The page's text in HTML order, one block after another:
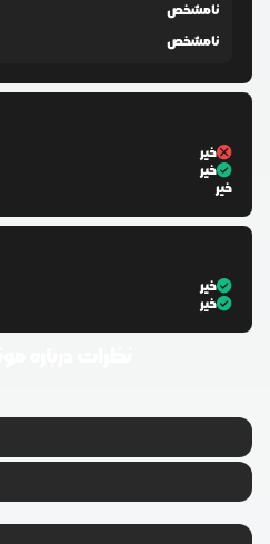
نامشخص
نامشخص
خیر
خیر
خیر
خیر
خیر